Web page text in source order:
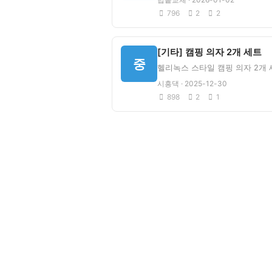
796
2 2
중
[기타] 캠핑 의자 2개 세트
시흥댁 · 2025-12-30
898
2 1